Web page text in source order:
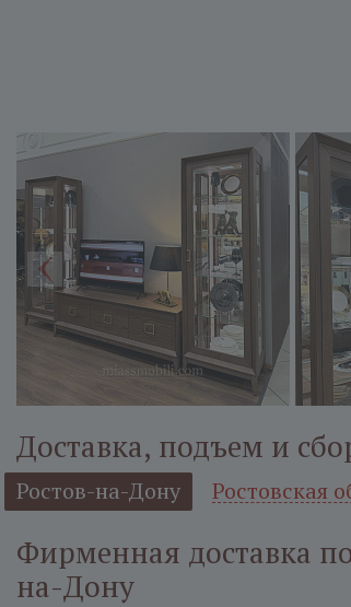
Доставка, подъем и
Ростов-на-Дону Ростовская
Фирменная доставка
на-Дону